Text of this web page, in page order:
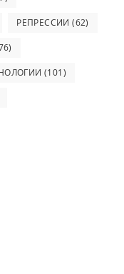
РЕПРЕССИИ (62)
(101)